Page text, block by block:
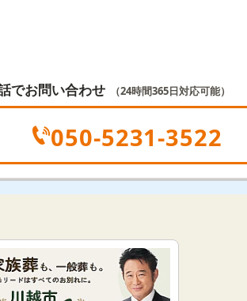
でお問い合わせ （24時間365日対応可能）
050-5231-3522